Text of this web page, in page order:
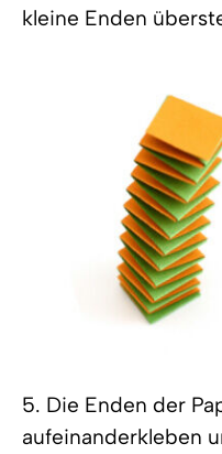
kleine Enden
5. Die Enden der
aufeinanderkleben